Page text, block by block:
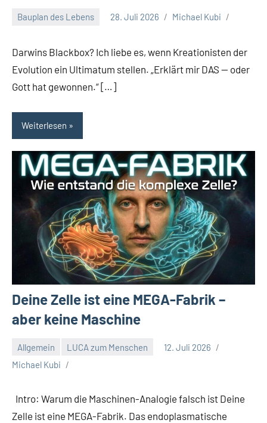
Bauplan des Lebens 28. Juli 2026 Michael Kubi
Darwins Blackbox? Ich liebe es, wenn Kreationisten der
Evolution ein Ultimatum stellen. „Erklärt mir DAS — oder
Gott hat gewonnen.“ […]
Weiterlesen
Deine Zelle ist eine MEGA-Fabrik –
aber keine Maschine
Allgemein LUCA zum Menschen
12. Juli 2026
Michael Kubi
Intro: Warum die Maschinen-Analogie falsch ist Deine
Zelle ist eine MEGA-Fabrik. Das endoplasmatische